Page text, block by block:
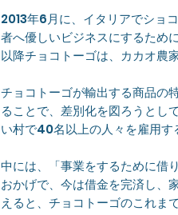
2013年6月に、イタリアでショ
者へ優しいビジネスにするため
以降チョコトーゴは、カカオ農
チョコトーゴが輸出する商品の
ることで、差別化を図ろうとし
い村で40名以上の人々を雇用す
中には、「事業をするために借
おかげで、今は借金を完済し、
えると、チョコトーゴのこれま